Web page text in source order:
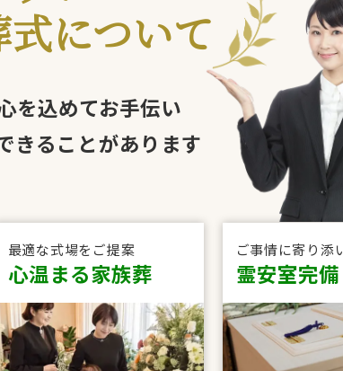
について
を込めてお手伝い
きることがあります
最適な式場をご提案
心温まる家族葬
ご事情に寄り添
霊安室完備